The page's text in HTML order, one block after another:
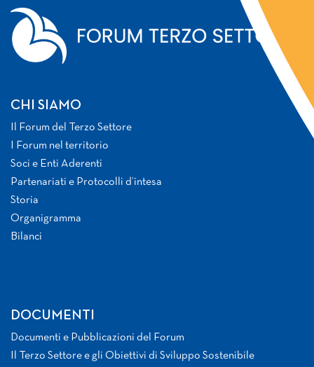
CHI SIAMO
Il Forum del Terzo Settore
I Forum nel territorio
Soci e Enti Aderenti
Partenariati e Protocolli d’intesa
Storia
Organigramma
Bilanci
DOCUMENTI
Documenti e Pubblicazioni del Forum
Il Terzo Settore e gli Obiettivi di Sviluppo Sostenibile